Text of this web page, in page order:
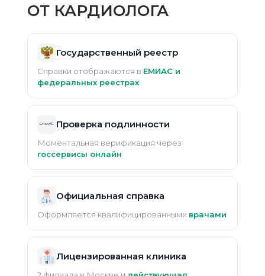
ОТ КАРДИОЛОГА
Государственный реестр
Справки отображаются в ЕМИАС и
федеральных реестрах
Проверка подлинности
Моментальная верификация через
госсервисы онлайн
Официальная справка
Оформляется квалифицированными врачами
Лицензированная клиника